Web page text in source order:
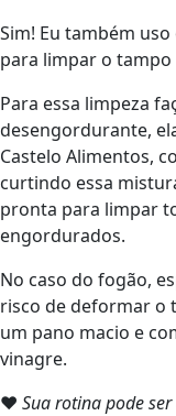
Sim! Eu também
para limpar o
Para essa limpeza
desengordurante,
Castelo Alimentos,
curtindo essa
pronta para limpar
engordurados.
No caso do fogão,
risco de deformar o
um pano macio e
vinagre.
❤ Sua rotina pode